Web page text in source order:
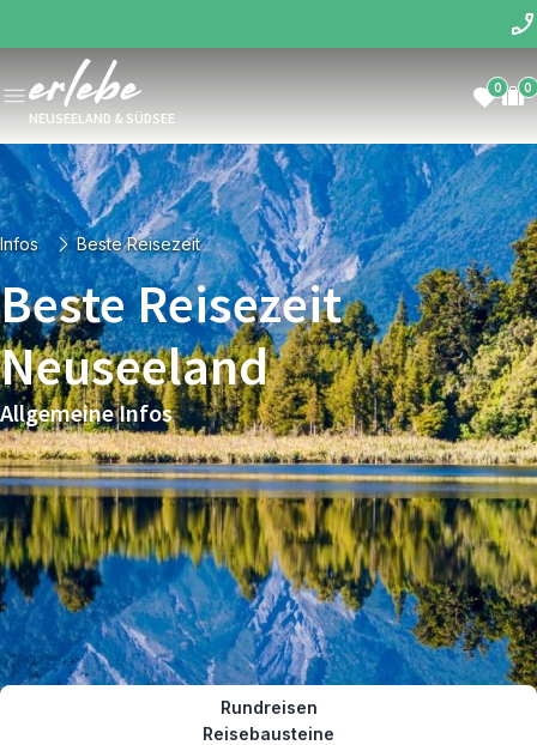
NEUSEELAND & SÜDSEE
0 0
Infos Beste Reisezeit
Beste Reisezeit
Neuseeland
Allgemeine Infos
Rundreisen
Reisebausteine